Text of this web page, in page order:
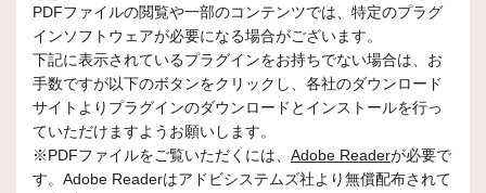
PDFファイルの閲覧や一部のコンテンツでは、特定のプラグ
インソフトウェアが必要になる場合がございます。
下記に表示されているプラグインをお持ちでない場合は、お
手数ですが以下のボタンをクリックし、各社のダウンロード
サイトよりプラグインのダウンロードとインストールを行っ
ていただけますようお願いします。
※PDFファイルをご覧いただくには、 Adobe Readerが必要で
す。Adobe Readerはアドビシステムズ社より無償配布されて